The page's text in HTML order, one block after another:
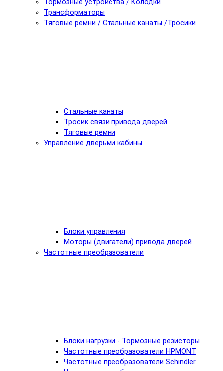
Тормозные устройства / Колодки
Трансформаторы
Тяговые ремни / Стальные канаты /Тросики
Стальные канаты
Тросик связи привода дверей
Тяговые ремни
Управление дверьми кабины
Блоки управления
Моторы (двигатели) привода дверей
Частотные преобразователи
Блоки нагрузки - Тормозные резисторы
Частотные преобразователи HPMONT
Частотные преобразователи Schindler